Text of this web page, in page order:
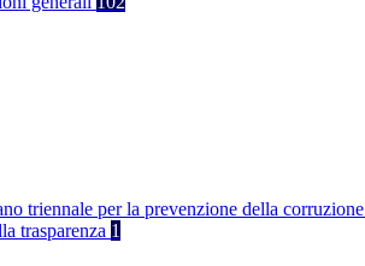
triennale per la prevenzione della
trasparenza 1